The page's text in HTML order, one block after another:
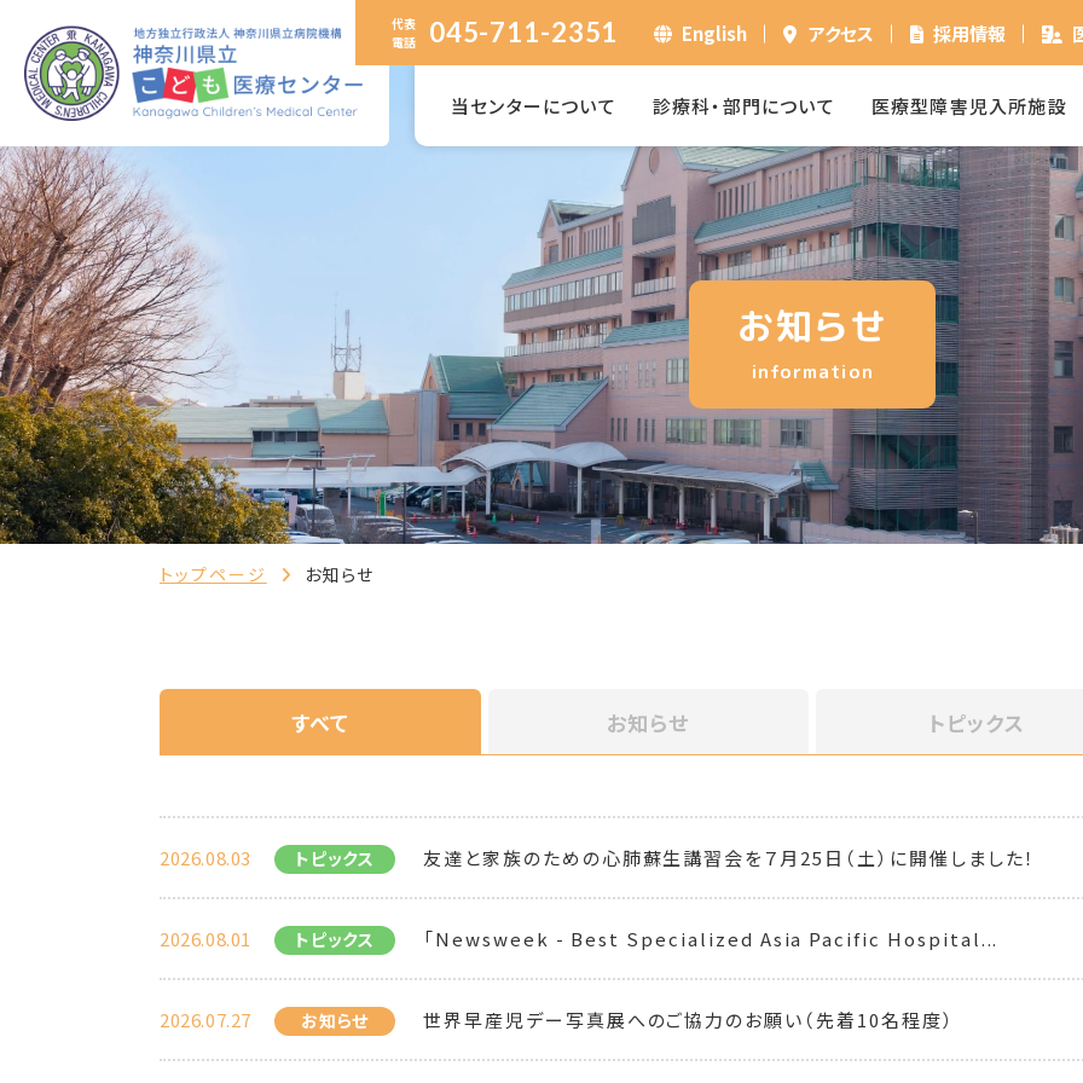
代表
電話
045-711-2351 English アクセス 採用情報
当センターについて 診療科・部門について 医療型障害児入所施設
お知らせ
information
トップページ お知らせ
すべて お知らせ トピックス
2026.08.03 トピックス 友達と家族のための心肺蘇生講習会を７月25日（土）に開催しました！
2026.08.01 トピックス 「Newsweek - Best Specialized Asia Pacific Hospital...
2026.07.27 お知らせ 世界早産児デー写真展へのご協力のお願い（先着10名程度）